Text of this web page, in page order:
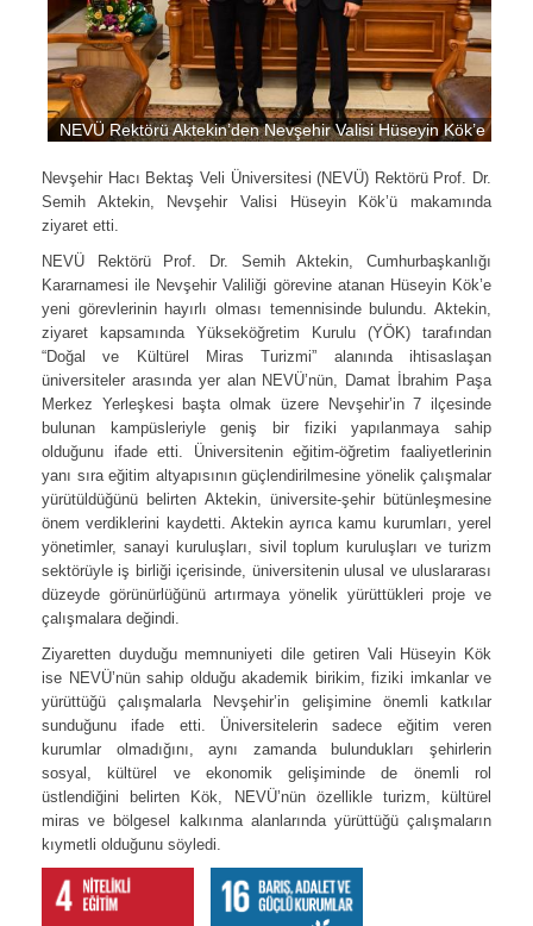
NEVÜ Rektörü Aktekin’den Nevşehir Valisi Hüseyin Kök’e
Nevşehir Hacı Bektaş Veli Üniversitesi (NEVÜ) Rektörü Prof. Dr.
Semih Aktekin, Nevşehir Valisi Hüseyin Kök’ü makamında
ziyaret etti.
NEVÜ Rektörü Prof. Dr. Semih Aktekin, Cumhurbaşkanlığı
Kararnamesi ile Nevşehir Valiliği görevine atanan Hüseyin Kök’e
yeni görevlerinin hayırlı olması temennisinde bulundu. Aktekin,
ziyaret kapsamında Yükseköğretim Kurulu (YÖK) tarafından
“Doğal ve Kültürel Miras Turizmi” alanında ihtisaslaşan
üniversiteler arasında yer alan NEVÜ’nün, Damat İbrahim Paşa
Merkez Yerleşkesi başta olmak üzere Nevşehir’in 7 ilçesinde
bulunan kampüsleriyle geniş bir fiziki yapılanmaya sahip
olduğunu ifade etti. Üniversitenin eğitim-öğretim faaliyetlerinin
yanı sıra eğitim altyapısının güçlendirilmesine yönelik çalışmalar
yürütüldüğünü belirten Aktekin, üniversite-şehir bütünleşmesine
önem verdiklerini kaydetti. Aktekin ayrıca kamu kurumları, yerel
yönetimler, sanayi kuruluşları, sivil toplum kuruluşları ve turizm
sektörüyle iş birliği içerisinde, üniversitenin ulusal ve uluslararası
düzeyde görünürlüğünü artırmaya yönelik yürüttükleri proje ve
çalışmalara değindi.
Ziyaretten duyduğu memnuniyeti dile getiren Vali Hüseyin Kök
ise NEVÜ’nün sahip olduğu akademik birikim, fiziki imkanlar ve
yürüttüğü çalışmalarla Nevşehir’in gelişimine önemli katkılar
sunduğunu ifade etti. Üniversitelerin sadece eğitim veren
kurumlar olmadığını, aynı zamanda bulundukları şehirlerin
sosyal, kültürel ve ekonomik gelişiminde de önemli rol
üstlendiğini belirten Kök, NEVÜ’nün özellikle turizm, kültürel
miras ve bölgesel kalkınma alanlarında yürüttüğü çalışmaların
kıymetli olduğunu söyledi.